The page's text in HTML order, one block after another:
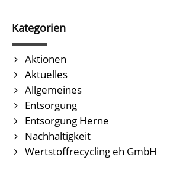
Kategorien
Aktionen
Aktuelles
Allgemeines
Entsorgung
Entsorgung Herne
Nachhaltigkeit
Wertstoffrecycling eh GmbH